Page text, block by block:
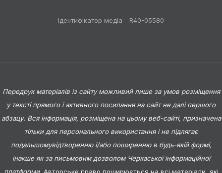
Ідентифікатор медіа - R40-05580
Передрук матеріалів із сайту можливий лише за умов розміщення
у тексті прямого і активного посилання на сайт не далі першого
абзацу. Вся інформація, розміщена на цьому веб-сайті, призначена
тільки для персонального використання і не підлягає
подальшомувідтворенню і/або поширенню в будь-якій формі,
інакше як за письмовим дозволом Черкаської інформаційної